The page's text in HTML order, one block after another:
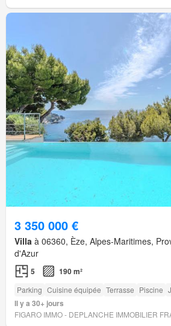
3 350 000 €
Villa à 06360, Èze, Alpes-Maritimes,
d'Azur
5 190 m²
Parking Cuisine équipée Terrasse Piscine
Il y a 30+ jours
FIGARO IMMO - DEPLANCHE IMMOBILIER